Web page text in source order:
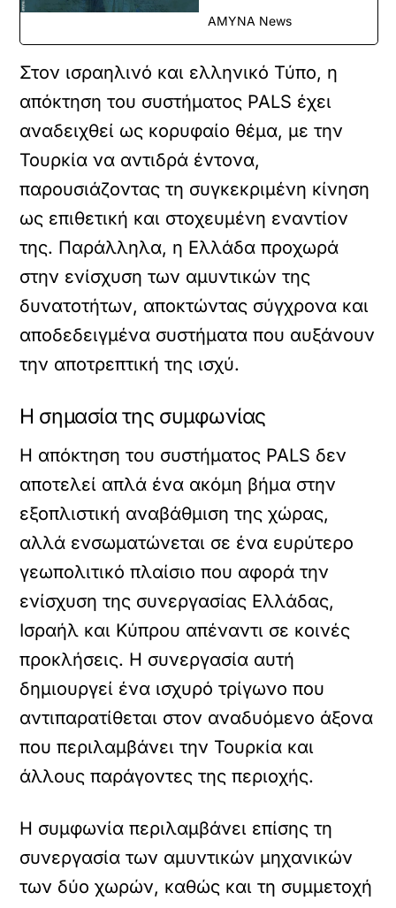
ΑΜΥΝΑ News
Στον ισραηλινό και ελληνικό Τύπο, η
απόκτηση του συστήματος PALS έχει
αναδειχθεί ως κορυφαίο θέμα, με την
Τουρκία να αντιδρά έντονα,
παρουσιάζοντας τη συγκεκριμένη κίνηση
ως επιθετική και στοχευμένη εναντίον
της. Παράλληλα, η Ελλάδα προχωρά
στην ενίσχυση των αμυντικών της
δυνατοτήτων, αποκτώντας σύγχρονα και
αποδεδειγμένα συστήματα που αυξάνουν
την αποτρεπτική της ισχύ.
Η σημασία της συμφωνίας
Η απόκτηση του συστήματος PALS δεν
αποτελεί απλά ένα ακόμη βήμα στην
εξοπλιστική αναβάθμιση της χώρας,
αλλά ενσωματώνεται σε ένα ευρύτερο
γεωπολιτικό πλαίσιο που αφορά την
ενίσχυση της συνεργασίας Ελλάδας,
Ισραήλ και Κύπρου απέναντι σε κοινές
προκλήσεις. Η συνεργασία αυτή
δημιουργεί ένα ισχυρό τρίγωνο που
αντιπαρατίθεται στον αναδυόμενο άξονα
που περιλαμβάνει την Τουρκία και
άλλους παράγοντες της περιοχής.
Η συμφωνία περιλαμβάνει επίσης τη
συνεργασία των αμυντικών μηχανικών
των δύο χωρών, καθώς και τη συμμετοχή